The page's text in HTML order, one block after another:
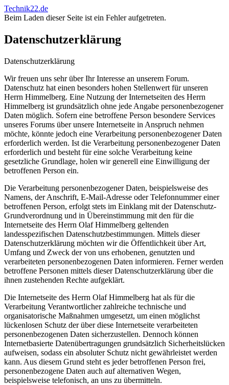
Technik22.de
Beim Laden dieser Seite ist ein Fehler aufgetreten.
Datenschutzerklärung
Datenschutzerklärung
Wir freuen uns sehr über Ihr Interesse an unserem Forum.
Datenschutz hat einen besonders hohen Stellenwert für unseren
Herrn Himmelberg. Eine Nutzung der Internetseiten des Herrn
Himmelberg ist grundsätzlich ohne jede Angabe personenbezogener
Daten möglich. Sofern eine betroffene Person besondere Services
unseres Forums über unsere Internetseite in Anspruch nehmen
möchte, könnte jedoch eine Verarbeitung personenbezogener Daten
erforderlich werden. Ist die Verarbeitung personenbezogener Daten
erforderlich und besteht für eine solche Verarbeitung keine
gesetzliche Grundlage, holen wir generell eine Einwilligung der
betroffenen Person ein.
Die Verarbeitung personenbezogener Daten, beispielsweise des
Namens, der Anschrift, E-Mail-Adresse oder Telefonnummer einer
betroffenen Person, erfolgt stets im Einklang mit der Datenschutz-
Grundverordnung und in Übereinstimmung mit den für die
Internetseite des Herrn Olaf Himmelberg geltenden
landesspezifischen Datenschutzbestimmungen. Mittels dieser
Datenschutzerklärung möchten wir die Öffentlichkeit über Art,
Umfang und Zweck der von uns erhobenen, genutzten und
verarbeiteten personenbezogenen Daten informieren. Ferner werden
betroffene Personen mittels dieser Datenschutzerklärung über die
ihnen zustehenden Rechte aufgeklärt.
Die Internetseite des Herrn Olaf Himmelberg hat als für die
Verarbeitung Verantwortlicher zahlreiche technische und
organisatorische Maßnahmen umgesetzt, um einen möglichst
lückenlosen Schutz der über diese Internetseite verarbeiteten
personenbezogenen Daten sicherzustellen. Dennoch können
Internetbasierte Datenübertragungen grundsätzlich Sicherheitslücken
aufweisen, sodass ein absoluter Schutz nicht gewährleistet werden
kann. Aus diesem Grund steht es jeder betroffenen Person frei,
personenbezogene Daten auch auf alternativen Wegen,
beispielsweise telefonisch, an uns zu übermitteln.